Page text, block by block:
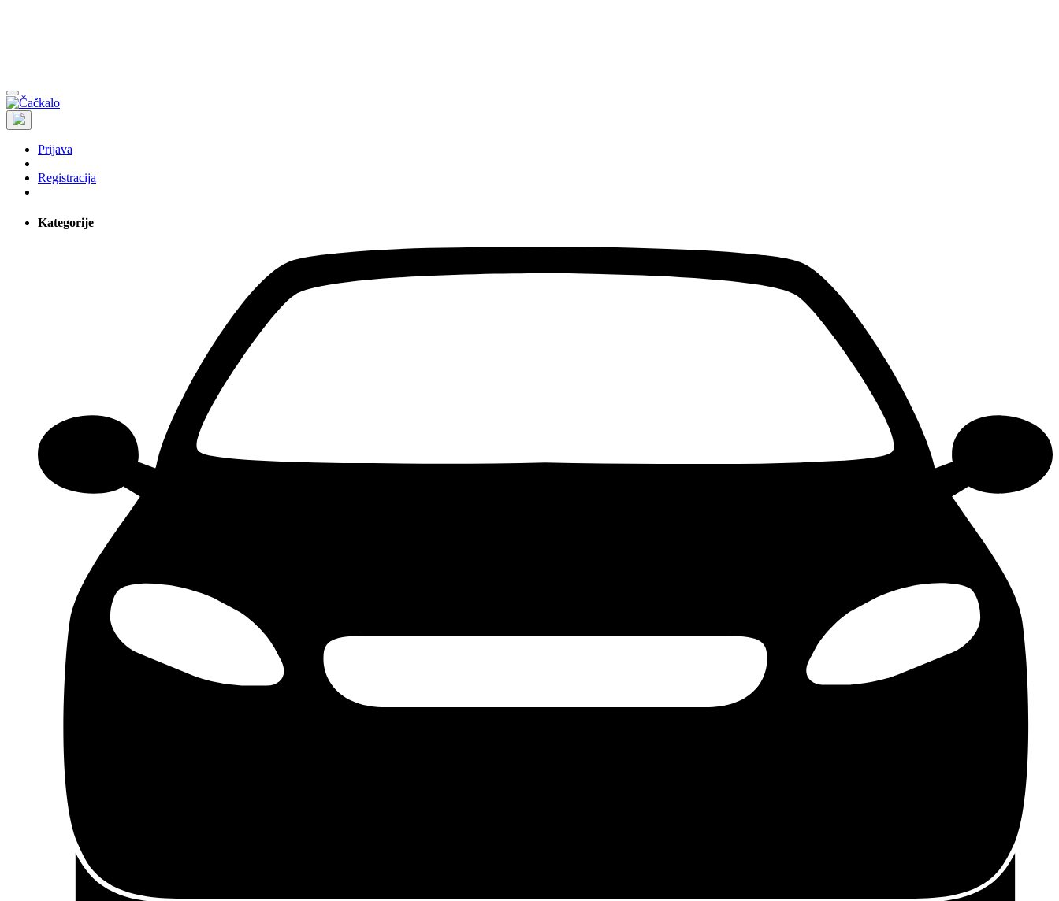
Prijava
Registracija
Kategorije